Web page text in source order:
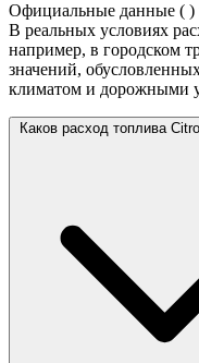
Официальные данные ( )
В реальных условиях
например, в городском
значений,
климатом и дорожными
Каков расход топлива